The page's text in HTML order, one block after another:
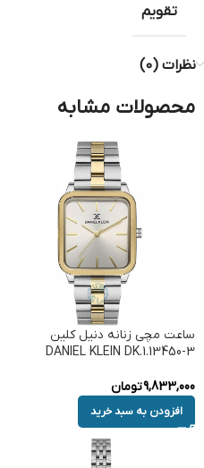
تقویم
نظرات (0)
محصولات مشابه
ساعت مچی زنانه دنیل کلین
DANIEL KLEIN DK.1.13450-3
9,833,000تومان
افزودن به سبد خرید